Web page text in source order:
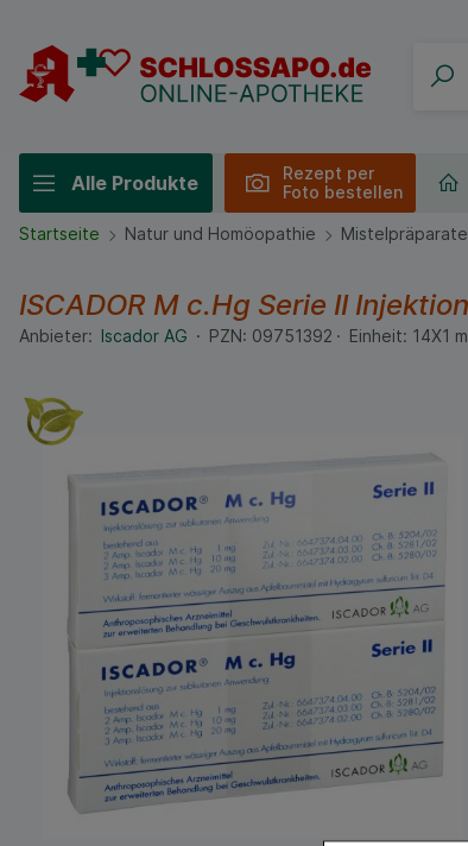
Alle Produkte
Rezept per
Foto bestellen
Startseite Natur und Homöopathie Mistelpräparate
ISCADOR M c.Hg Serie II
Anbieter: Iscador AG PZN: 09751392 Einheit: 14X1